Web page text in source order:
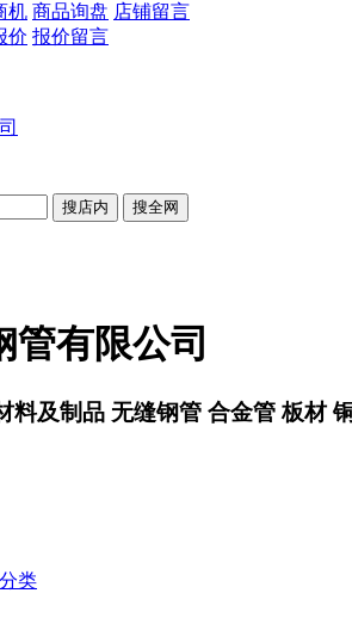
机 商品询盘 店铺留言
价 报价留言
搜店内 搜全网
管有限公司
料及制品 无缝钢管 合金管 板材
类